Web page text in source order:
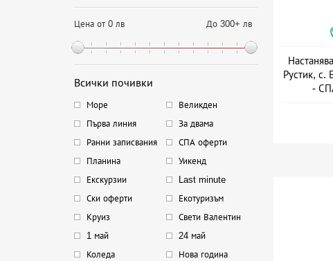
Цена от 0 лв До 300+ лв
Всички почивки
Море
Великден
Първа линия
За двама
Ранни записвания
СПА оферти
Планина
Уикенд
Екскурзии
Last minute
Ски оферти
Екотуризъм
Круиз
Свети Валентин
1 май
24 май
Коледа
Нова година
Рустик, с.
-